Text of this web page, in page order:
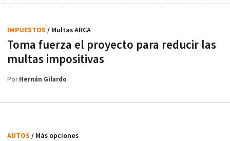
Toma fuerza el proyecto para reducir las
multas impositivas
IMPUESTOS / Multas ARCA
PorHernán Gilardo
AUTOS / Más opciones